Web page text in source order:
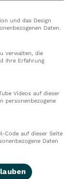
acht
wir einen
über 9.000
und das Design
Daten.
verwalten, die
Ihre Erfahrung
Videos auf dieser
personenbezogene
Code auf dieser Seite
Daten